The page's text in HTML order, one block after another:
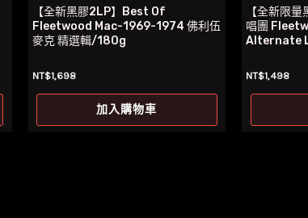
【全新黑膠2LP】Best Of
Fleetwood Mac-1969-1974 佛利伍
麥克 精選輯/180g
NT$1,698
加入購物車
【全新限
唱團
Alternate
NT$1,498